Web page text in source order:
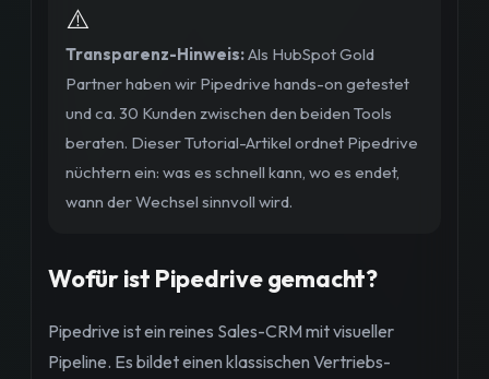
⚠️
Transparenz-Hinweis:Als HubSpot Gold
Partner haben wir Pipedrive hands-on getestet
und ca. 30 Kunden zwischen den beiden Tools
beraten. Dieser Tutorial-Artikel ordnet Pipedrive
nüchtern ein: was es schnell kann, wo es endet,
wann der Wechsel sinnvoll wird.
Wofür ist Pipedrive gemacht?
Pipedrive ist ein reines Sales-CRM mit visueller
Pipeline. Es bildet einen klassischen Vertriebs-